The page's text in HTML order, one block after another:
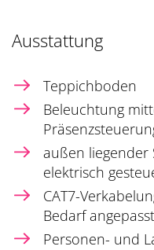
Ausstattung
Teppichboden
Beleuchtung
außen liegender
elektrisch
CAT7-
Bedarf
Personen- und